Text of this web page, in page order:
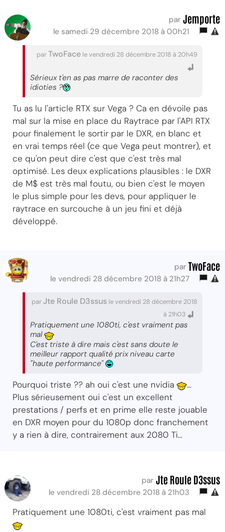
par Jemporte
le samedi 29 décembre 2018 à 00h21
parTwoFace le vendredi 28 décembre 2018 à 20h49
Sérieux t'en as pas marre de raconter des
idioties ?
Tu as lu l'article RTX sur Vega ? Ca en dévoile pas
mal sur la mise en place du Raytrace par l'API RTX
pour finalement le sortir par le DXR, en blanc et
en vrai temps réel (ce que Vega peut montrer), et
ce qu'on peut dire c'est que c'est très mal
optimisé. Les deux explications plausibles : le DXR
de M$ est très mal foutu, ou bien c'est le moyen
le plus simple pour les devs, pour appliquer le
raytrace en surcouche à un jeu fini et déjà
développé.
par TwoFace
le vendredi 28 décembre 2018 à 21h27
parJte Roule D3ssus le vendredi 28 décembre 2018
à 21h03
Pratiquement une 1080ti, c'est vraiment pas
mal
C'est triste à dire mais c'est sans doute le
meilleur rapport qualité prix niveau carte
"haute performance"
Pourquoi triste ?? ah oui c'est une nvidia
...
Plus sérieusement oui c'est un excellent
prestations / perfs et en prime elle reste jouable
en DXR moyen pour du 1080p donc franchement
y a rien à dire, contrairement aux 2080 Ti...
par Jte Roule D3ssus
le vendredi 28 décembre 2018 à 21h03
Pratiquement une 1080ti, c'est vraiment pas mal